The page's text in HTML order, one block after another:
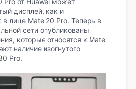
Pro от Huawei может
дисплей, как и
в лице Mate 20 Pro. Теперь в
сети опубликованы
которые относятся к Mate
наличие изогнутого
Pro.